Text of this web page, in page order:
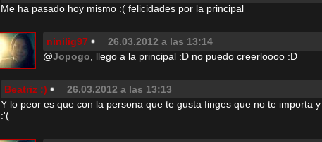
Me ha pasado hoy mismo :( felicidades por la principal
ninilig97 26.03.2012 a las 13:14
@Jopogo , llego a la principal :D no puedo creerloooo :D
Beatriz :) 26.03.2012 a las 13:13
Y lo peor es que con la persona que te gusta finges que no te importa
:'(